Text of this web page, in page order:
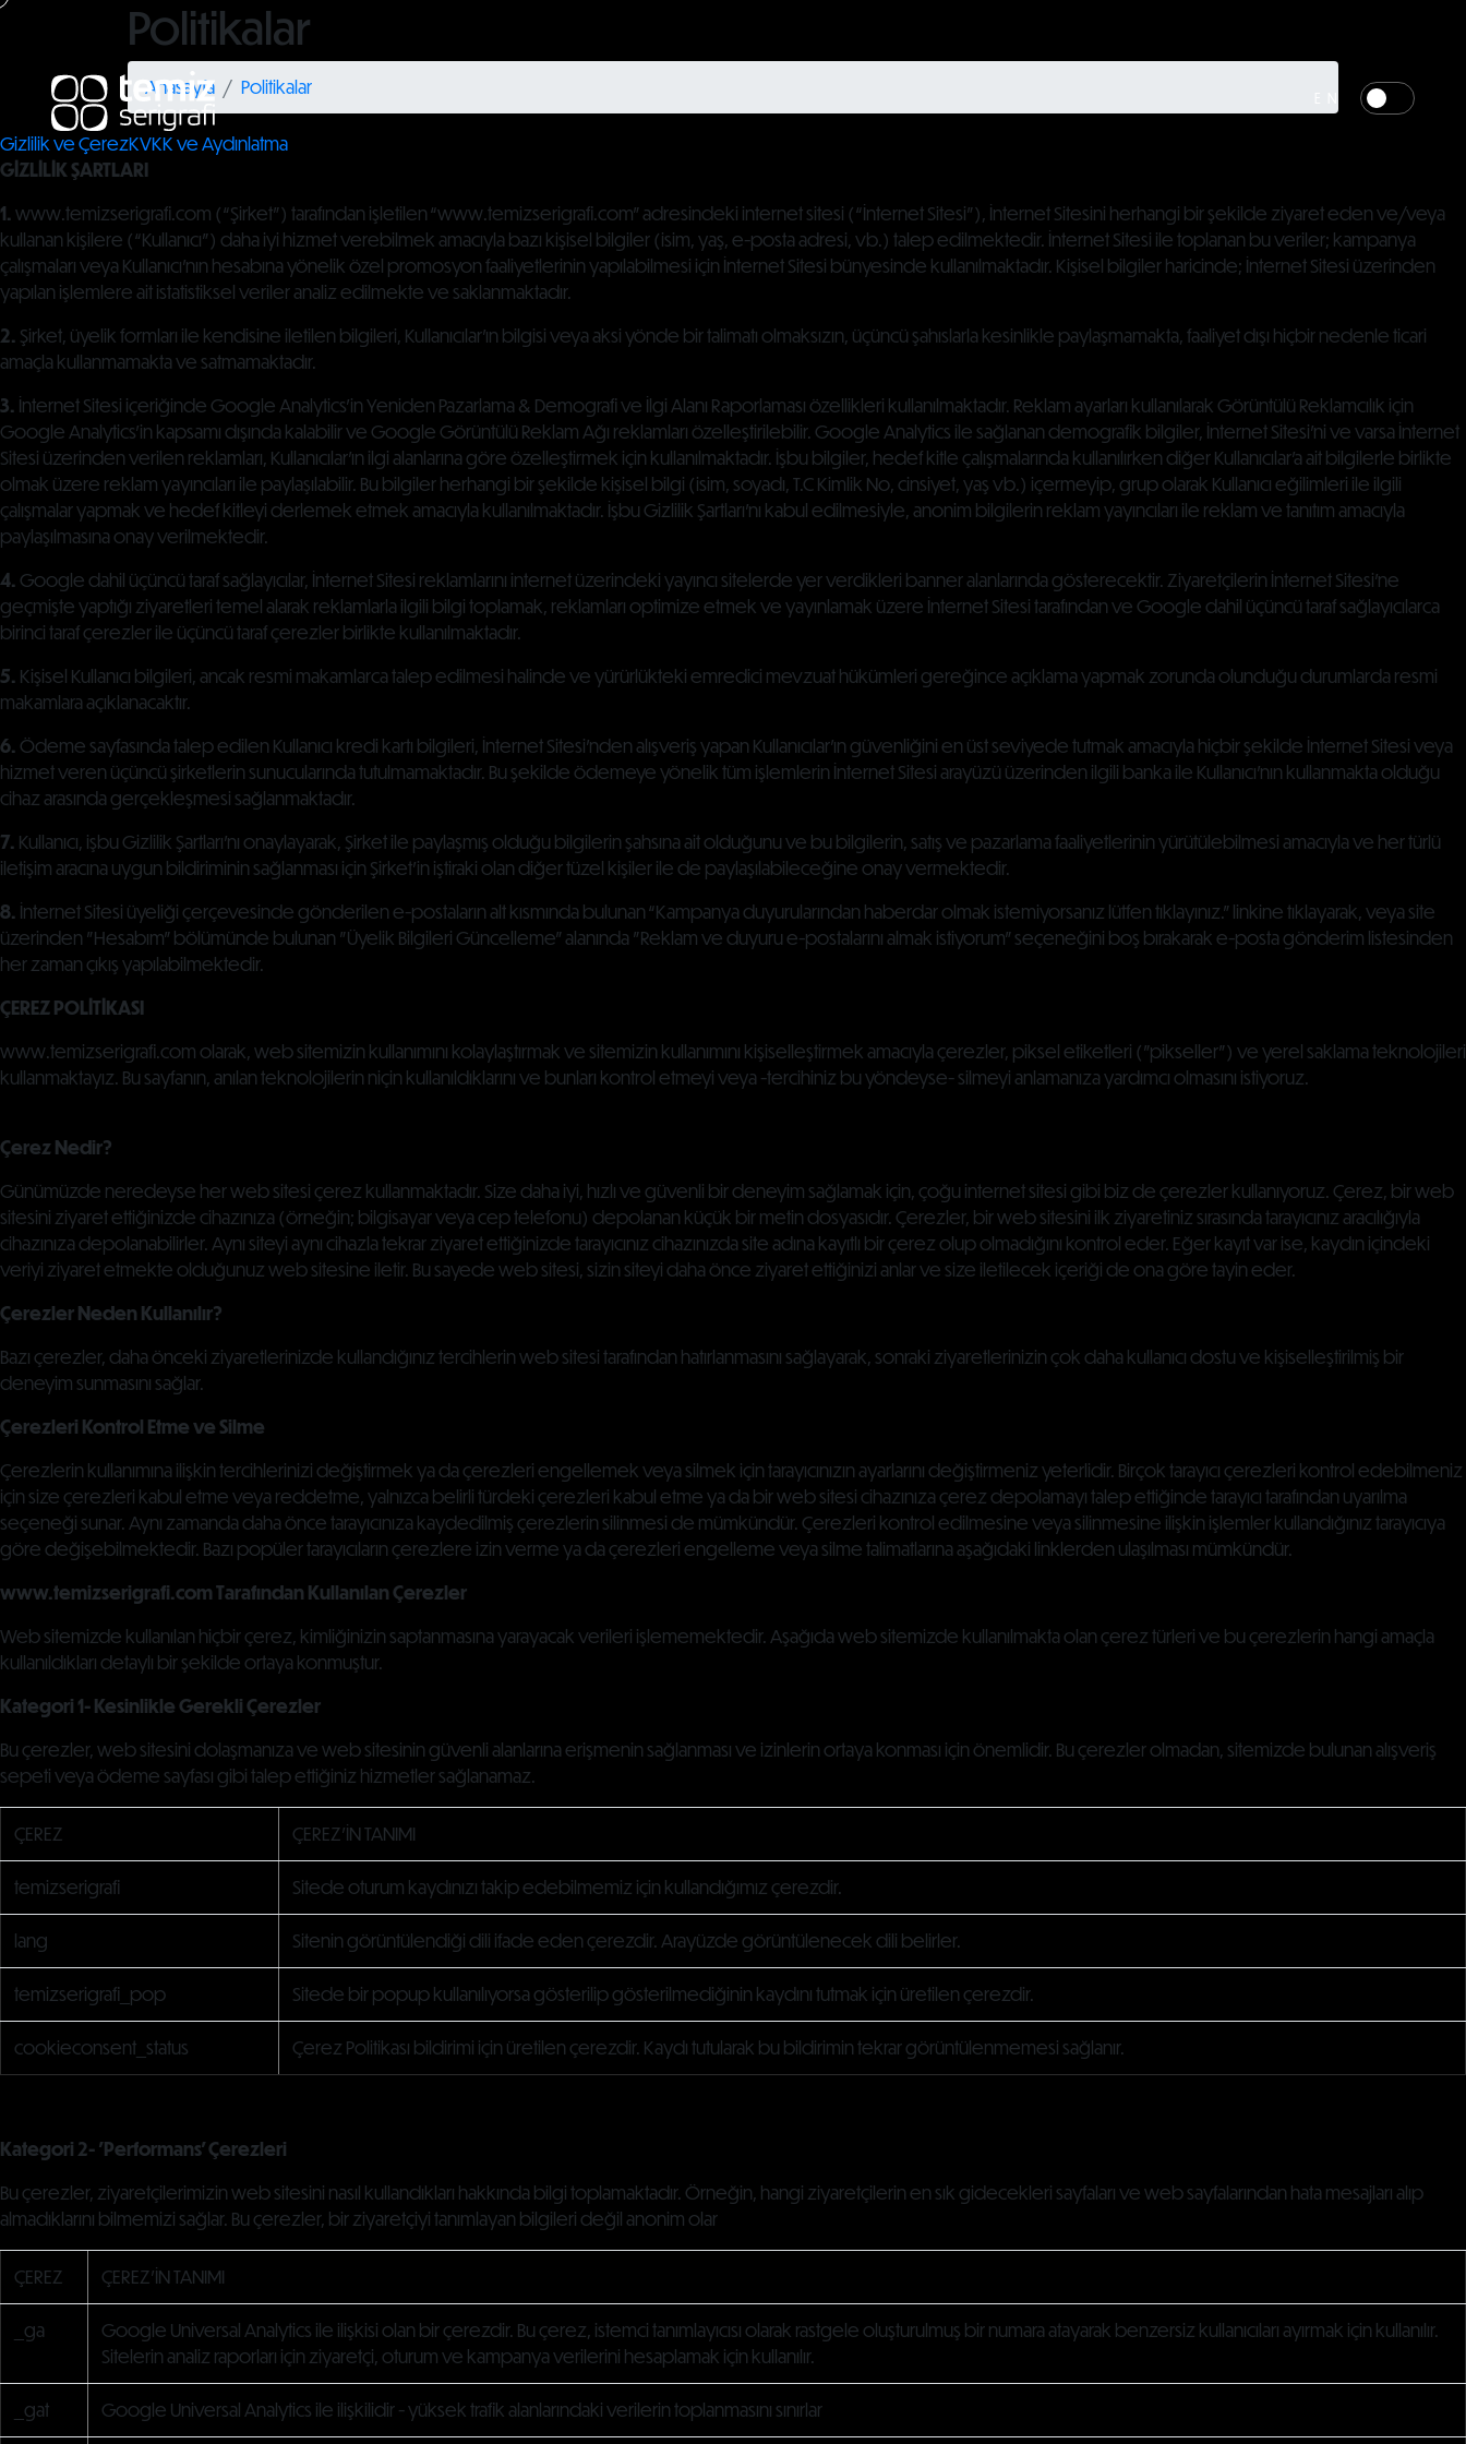
Politikalar
Anasayfa Politikalar
Gizlilik ve ÇerezKVKK ve Aydınlatma
GİZLİLİK ŞARTLARI
1.www.temizserigrafi.com (“Şirket”) tarafından işletilen “www.temizserigrafi.com” adresindeki internet sitesi (“İnternet Sitesi”), İnternet Sitesini herhangi bir şekilde ziyaret eden ve/veya
kullanan kişilere (“Kullanıcı”) daha iyi hizmet verebilmek amacıyla bazı kişisel bilgiler (isim, yaş, e-posta adresi, vb.) talep edilmektedir. İnternet Sitesi ile toplanan bu veriler; kampanya
çalışmaları veya Kullanıcı’nın hesabına yönelik özel promosyon faaliyetlerinin yapılabilmesi için İnternet Sitesi bünyesinde kullanılmaktadır. Kişisel bilgiler haricinde; İnternet Sitesi üzerinden
yapılan işlemlere ait istatistiksel veriler analiz edilmekte ve saklanmaktadır.
2. Şirket, üyelik formları ile kendisine iletilen bilgileri, Kullanıcılar’ın bilgisi veya aksi yönde bir talimatı olmaksızın, üçüncü şahıslarla kesinlikle paylaşmamakta, faaliyet dışı hiçbir nedenle ticari
amaçla kullanmamakta ve satmamaktadır.
3. İnternet Sitesi içeriğinde Google Analytics’in Yeniden Pazarlama & Demografi ve İlgi Alanı Raporlaması özellikleri kullanılmaktadır. Reklam ayarları kullanılarak Görüntülü Reklamcılık için
Google Analytics’in kapsamı dışında kalabilir ve Google Görüntülü Reklam Ağı reklamları özelleştirilebilir. Google Analytics ile sağlanan demografik bilgiler, İnternet Sitesi’ni ve varsa İnternet
Sitesi üzerinden verilen reklamları, Kullanıcılar’ın ilgi alanlarına göre özelleştirmek için kullanılmaktadır. İşbu bilgiler, hedef kitle çalışmalarında kullanılırken diğer Kullanıcılar’a ait bilgilerle birlikte
olmak üzere reklam yayıncıları ile paylaşılabilir. Bu bilgiler herhangi bir şekilde kişisel bilgi (isim, soyadı, T.C Kimlik No, cinsiyet, yaş vb.) içermeyip, grup olarak Kullanıcı eğilimleri ile ilgili
çalışmalar yapmak ve hedef kitleyi derlemek etmek amacıyla kullanılmaktadır. İşbu Gizlilik Şartları’nı kabul edilmesiyle, anonim bilgilerin reklam yayıncıları ile reklam ve tanıtım amacıyla
paylaşılmasına onay verilmektedir.
4. Google dahil üçüncü taraf sağlayıcılar, İnternet Sitesi reklamlarını internet üzerindeki yayıncı sitelerde yer verdikleri banner alanlarında gösterecektir. Ziyaretçilerin İnternet Sitesi’ne
geçmişte yaptığı ziyaretleri temel alarak reklamlarla ilgili bilgi toplamak, reklamları optimize etmek ve yayınlamak üzere İnternet Sitesi tarafından ve Google dahil üçüncü taraf sağlayıcılarca
birinci taraf çerezler ile üçüncü taraf çerezler birlikte kullanılmaktadır.
5. Kişisel Kullanıcı bilgileri, ancak resmi makamlarca talep edilmesi halinde ve yürürlükteki emredici mevzuat hükümleri gereğince açıklama yapmak zorunda olunduğu durumlarda resmi
makamlara açıklanacaktır.
6. Ödeme sayfasında talep edilen Kullanıcı kredi kartı bilgileri, İnternet Sitesi'nden alışveriş yapan Kullanıcılar’ın güvenliğini en üst seviyede tutmak amacıyla hiçbir şekilde İnternet Sitesi veya
hizmet veren üçüncü şirketlerin sunucularında tutulmamaktadır. Bu şekilde ödemeye yönelik tüm işlemlerin İnternet Sitesi arayüzü üzerinden ilgili banka ile Kullanıcı’nın kullanmakta olduğu
cihaz arasında gerçekleşmesi sağlanmaktadır.
7. Kullanıcı, işbu Gizlilik Şartları’nı onaylayarak, Şirket ile paylaşmış olduğu bilgilerin şahsına ait olduğunu ve bu bilgilerin, satış ve pazarlama faaliyetlerinin yürütülebilmesi amacıyla ve her türlü
iletişim aracına uygun bildiriminin sağlanması için Şirket’in iştiraki olan diğer tüzel kişiler ile de paylaşılabileceğine onay vermektedir.
8. İnternet Sitesi üyeliği çerçevesinde gönderilen e-postaların alt kısmında bulunan “Kampanya duyurularından haberdar olmak istemiyorsanız lütfen tıklayınız.” linkine tıklayarak, veya site
üzerinden "Hesabım" bölümünde bulunan "Üyelik Bilgileri Güncelleme" alanında "Reklam ve duyuru e-postalarını almak istiyorum" seçeneğini boş bırakarak e-posta gönderim listesinden
her zaman çıkış yapılabilmektedir.
ÇEREZ POLİTİKASI
www.temizserigrafi.com olarak, web sitemizin kullanımını kolaylaştırmak ve sitemizin kullanımını kişiselleştirmek amacıyla çerezler, piksel etiketleri ("pikseller") ve yerel saklama teknolojileri
kullanmaktayız. Bu sayfanın, anılan teknolojilerin niçin kullanıldıklarını ve bunları kontrol etmeyi veya -tercihiniz bu yöndeyse- silmeyi anlamanıza yardımcı olmasını istiyoruz.
Çerez Nedir?
Günümüzde neredeyse her web sitesi çerez kullanmaktadır. Size daha iyi, hızlı ve güvenli bir deneyim sağlamak için, çoğu internet sitesi gibi biz de çerezler kullanıyoruz. Çerez, bir web
sitesini ziyaret ettiğinizde cihazınıza (örneğin; bilgisayar veya cep telefonu) depolanan küçük bir metin dosyasıdır. Çerezler, bir web sitesini ilk ziyaretiniz sırasında tarayıcınız aracılığıyla
cihazınıza depolanabilirler. Aynı siteyi aynı cihazla tekrar ziyaret ettiğinizde tarayıcınız cihazınızda site adına kayıtlı bir çerez olup olmadığını kontrol eder. Eğer kayıt var ise, kaydın içindeki
veriyi ziyaret etmekte olduğunuz web sitesine iletir. Bu sayede web sitesi, sizin siteyi daha önce ziyaret ettiğinizi anlar ve size iletilecek içeriği de ona göre tayin eder.
Çerezler Neden Kullanılır?
Bazı çerezler, daha önceki ziyaretlerinizde kullandığınız tercihlerin web sitesi tarafından hatırlanmasını sağlayarak, sonraki ziyaretlerinizin çok daha kullanıcı dostu ve kişiselleştirilmiş bir
deneyim sunmasını sağlar.
Çerezleri Kontrol Etme ve Silme
Çerezlerin kullanımına ilişkin tercihlerinizi değiştirmek ya da çerezleri engellemek veya silmek için tarayıcınızın ayarlarını değiştirmeniz yeterlidir. Birçok tarayıcı çerezleri kontrol edebilmeniz
için size çerezleri kabul etme veya reddetme, yalnızca belirli türdeki çerezleri kabul etme ya da bir web sitesi cihazınıza çerez depolamayı talep ettiğinde tarayıcı tarafından uyarılma
seçeneği sunar. Aynı zamanda daha önce tarayıcınıza kaydedilmiş çerezlerin silinmesi de mümkündür. Çerezleri kontrol edilmesine veya silinmesine ilişkin işlemler kullandığınız tarayıcıya
göre değişebilmektedir. Bazı popüler tarayıcıların çerezlere izin verme ya da çerezleri engelleme veya silme talimatlarına aşağıdaki linklerden ulaşılması mümkündür.
www.temizserigrafi.com Tarafından Kullanılan Çerezler
Web sitemizde kullanılan hiçbir çerez, kimliğinizin saptanmasına yarayacak verileri işlememektedir. Aşağıda web sitemizde kullanılmakta olan çerez türleri ve bu çerezlerin hangi amaçla
kullanıldıkları detaylı bir şekilde ortaya konmuştur.
Kategori 1- Kesinlikle Gerekli Çerezler
Bu çerezler, web sitesini dolaşmanıza ve web sitesinin güvenli alanlarına erişmenin sağlanması ve izinlerin ortaya konması için önemlidir. Bu çerezler olmadan, sitemizde bulunan alışveriş
sepeti veya ödeme sayfası gibi talep ettiğiniz hizmetler sağlanamaz.
ÇEREZ ÇEREZ'İN TANIMI
temizserigrafi Sitede oturum kaydınızı takip edebilmemiz için kullandığımız çerezdir.
lang Sitenin görüntülendiği dili ifade eden çerezdir. Arayüzde görüntülenecek dili belirler.
temizserigrafi_pop Sitede bir popup kullanılıyorsa gösterilip gösterilmediğinin kaydını tutmak için üretilen çerezdir.
cookieconsent_status Çerez Politikası bildirimi için üretilen çerezdir. Kaydı tutularak bu bildirimin tekrar görüntülenmemesi sağlanır.
Kategori 2- 'Performans' Çerezleri
Bu çerezler, ziyaretçilerimizin web sitesini nasıl kullandıkları hakkında bilgi toplamaktadır. Örneğin, hangi ziyaretçilerin en sık gidecekleri sayfaları ve web sayfalarından hata mesajları alıp
almadıklarını bilmemizi sağlar. Bu çerezler, bir ziyaretçiyi tanımlayan bilgileri değil anonim olar
ÇEREZ ÇEREZ'İN TANIMI
_ga
Google Universal Analytics ile ilişkisi olan bir çerezdir. Bu çerez, istemci tanımlayıcısı olarak rastgele oluşturulmuş bir numara atayarak benzersiz kullanıcıları ayırmak için kullanılır.
Sitelerin analiz raporları için ziyaretçi, oturum ve kampanya verilerini hesaplamak için kullanılır.
_gat Google Universal Analytics ile ilişkilidir - yüksek trafik alanlarındaki verilerin toplanmasını sınırlar